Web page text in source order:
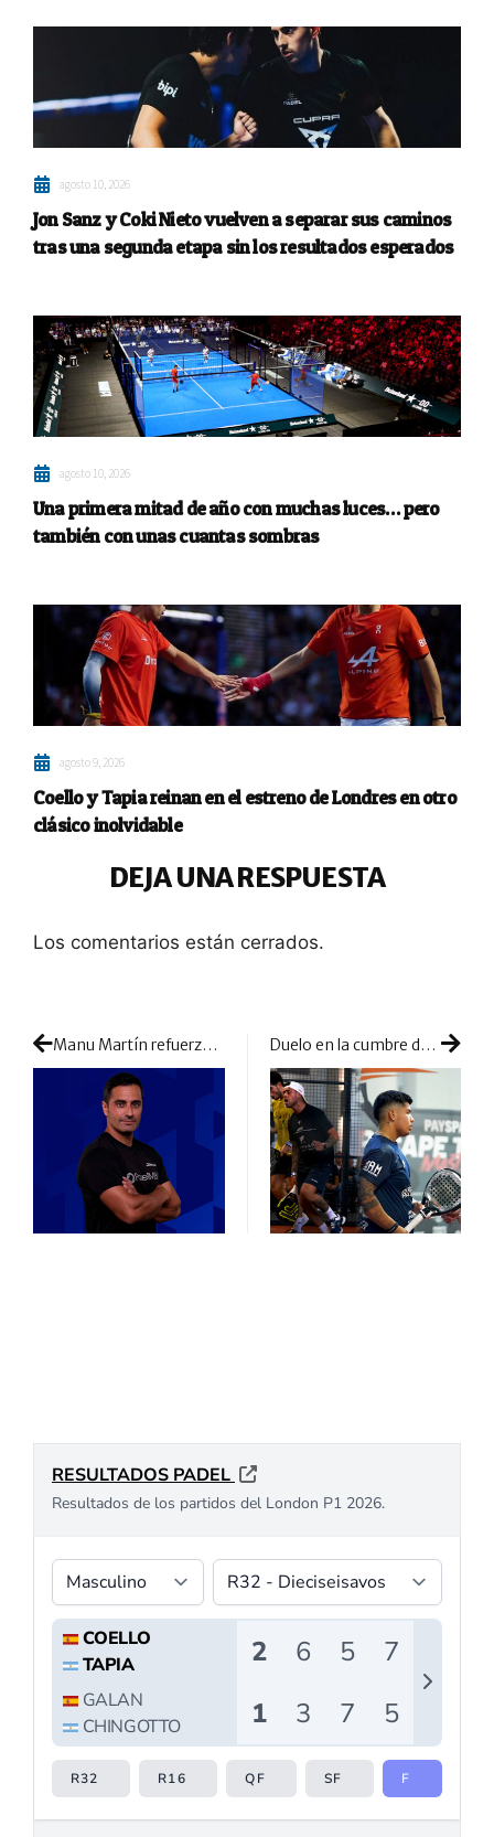
agosto 10, 2026
Jon Sanz y Coki Nieto vuelven a separar sus caminos
tras una segunda etapa sin los resultados esperados
agosto 10, 2026
Una primera mitad de año con muchas luces… pero
también con unas cuantas sombras
agosto 9, 2026
Coello y Tapia reinan en el estreno de Londres en otro
clásico inolvidable
DEJA UNA RESPUESTA
Los comentarios están cerrados.
Manu Martín refuerza la comunicación en World Padel Tour Duelo en la cumbre de Sudáfrica: final esperada por unos y soñada por otros